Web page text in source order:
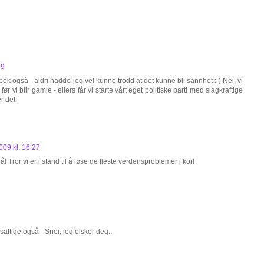
også - aldri hadde jeg vel kunne trodd at det kunne bli sannhet :-) Nei, vi
vi blir gamle - ellers får vi starte vårt eget politiske parti med slagkraftige
det!
kl. 16:27
Tror vi er i stand til å løse de fleste verdensproblemer i kor!
også - Snei, jeg elsker deg...